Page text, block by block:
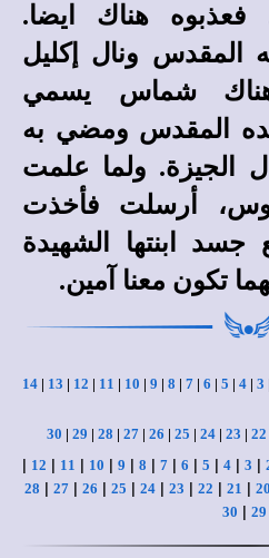
فعذبوه هناك ايضا.
المقدس ونال إكليل
هناك شماس يسمي
المقدس ومضي به
الجيزة. ولما علمت
أرسلت فأخذت
ابنتها الشهيدة
تكون معنا آمين.
3
|
4
|
5
|
6
|
7
|
8
|
9
|
10
|
11
|
12
|
13
|
14
22
|
23
|
24
|
25
|
26
|
27
|
28
|
29
|
30
|
3
|
4
|
5
|
6
|
7
|
8
|
9
|
10
|
11
|
12
|
20
|
21
|
22
|
23
|
24
|
25
|
26
|
27
|
28
29
|
30